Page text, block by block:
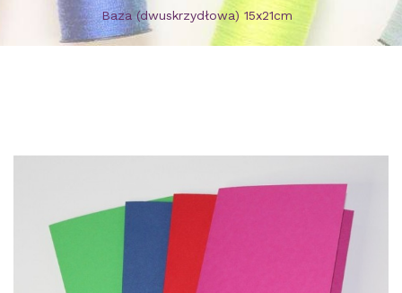
Baza (dwuskrzydłowa) 15x21cm